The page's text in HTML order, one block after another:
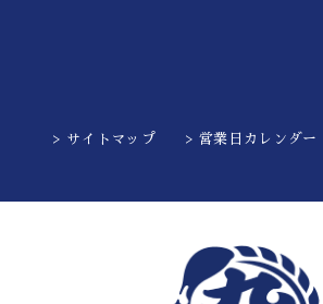
> サイトマップ > 営業日カレンダー